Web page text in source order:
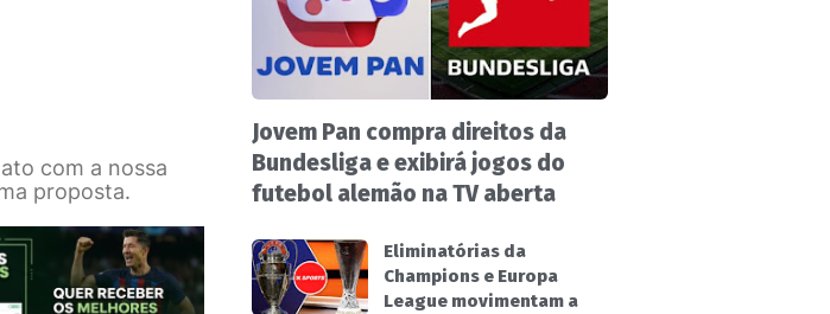
com a nossa
proposta.
Jovem Pan compra direitos da
Bundesliga e exibirá jogos do
futebol alemão na TV aberta
Eliminatórias da
Champions e Europa
League movimentam a